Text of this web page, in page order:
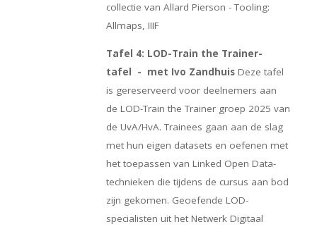
collectie van Allard Pierson - Tooling:
Allmaps, IIIF
Tafel 4: LOD-Train the Trainer-
tafel - met Ivo Zandhuis Deze tafel
is gereserveerd voor deelnemers aan
de LOD-Train the Trainer groep 2025 van
de UvA/HvA. Trainees gaan aan de slag
met hun eigen datasets en oefenen met
het toepassen van Linked Open Data-
technieken die tijdens de cursus aan bod
zijn gekomen. Geoefende LOD-
specialisten uit het Netwerk Digitaal